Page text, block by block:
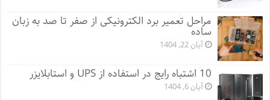
مراحل تعمیر برد الکترونیکی از صفر تا صد به زبان
ساده
آبان 22, 1404
10 اشتباه رایج در استفاده از UPS و استابلایزر
آبان 6, 1404